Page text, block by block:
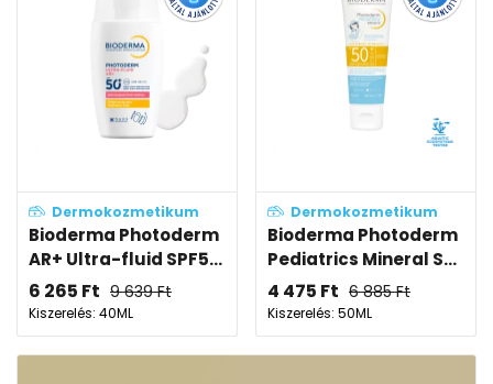
Dermokozmetikum
Bioderma Photoderm
AR+ Ultra-fluid SPF5...
6 265 Ft 9 639Ft
Kiszerelés: 40ML
Dermokozmetikum
Bioderma Photoderm
Pediatrics Mineral S...
4 475 Ft 6 885Ft
Kiszerelés: 50ML